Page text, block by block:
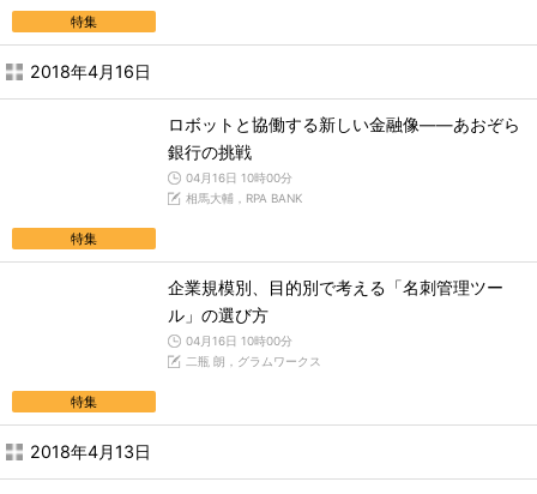
特集
2018年4月16日
特集
ロボットと協働する新しい金融像――あおぞら
銀行の挑戦
04月16日 10時00分
相馬大輔，RPA BANK
特集
企業規模別、目的別で考える「名刺管理ツー
ル」の選び方
04月16日 10時00分
二瓶 朗，グラムワークス
2018年4月13日